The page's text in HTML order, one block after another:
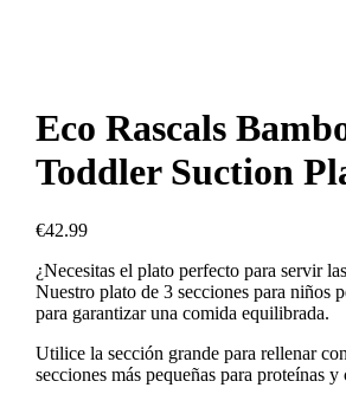
Eco Rascals
Toddler Suction
€42.99
¿Necesitas el plato perfecto para servir
Nuestro plato de 3 secciones para niños
para garantizar una comida equilibrada.
Utilice la sección grande para rellenar
secciones más pequeñas para proteínas y